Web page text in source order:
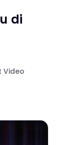
di
Video